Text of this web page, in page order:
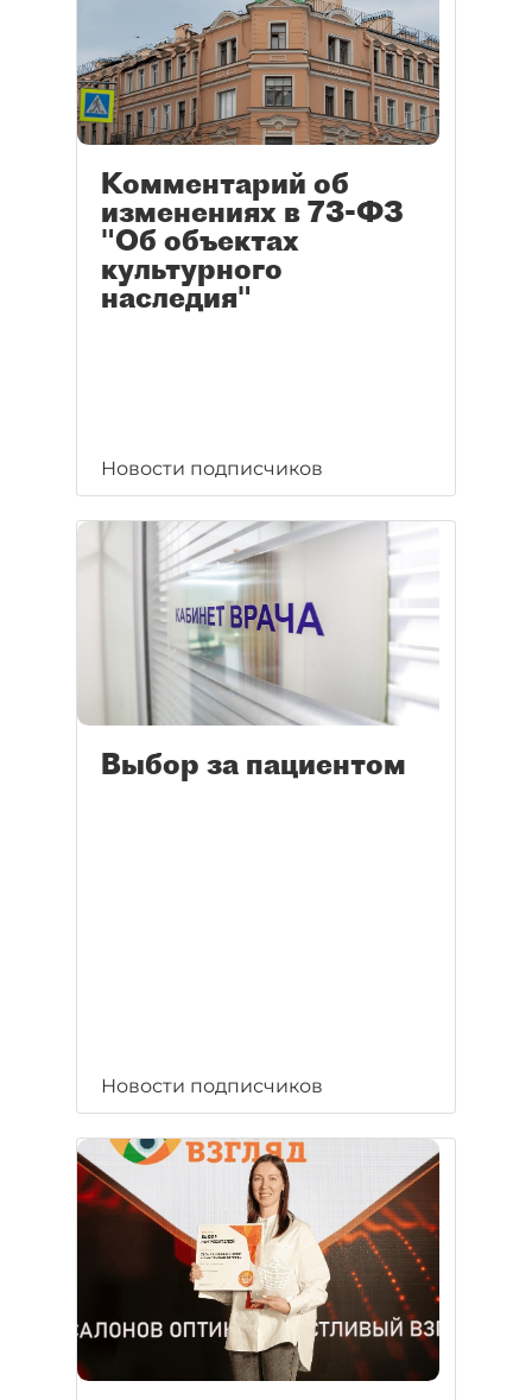
Комментарий об
изменениях в 73-ФЗ
"Об объектах
культурного
наследия"
Новости подписчиков
Выбор за пациентом
Новости подписчиков